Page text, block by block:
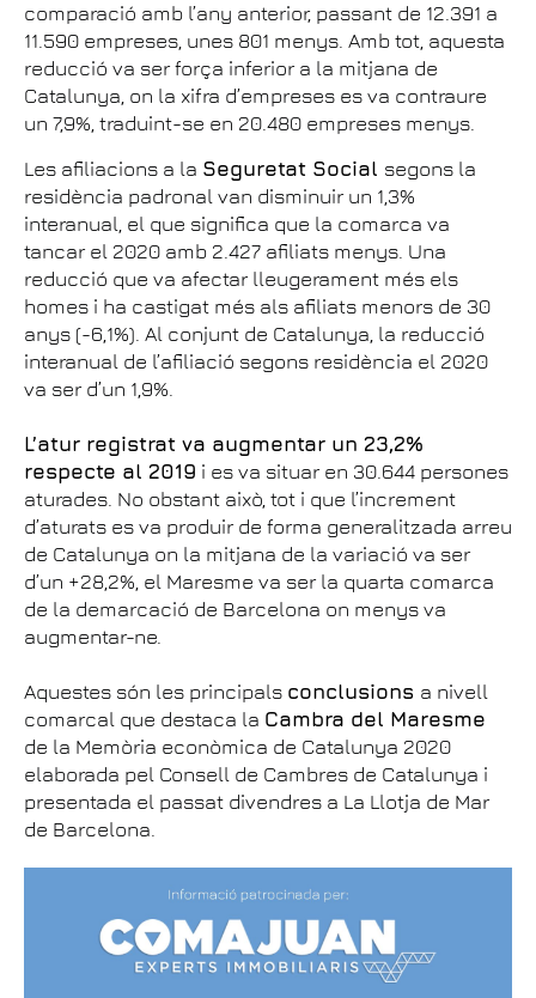
comparació amb l’any anterior, passant de 12.391 a
11.590 empreses, unes 801 menys. Amb tot, aquesta
reducció va ser força inferior a la mitjana de
Catalunya, on la xifra d’empreses es va contraure
un 7,9%, traduint-se en 20.480 empreses menys.
Les afiliacions a la Seguretat Social segons la
residència padronal van disminuir un 1,3%
interanual, el que significa que la comarca va
tancar el 2020 amb 2.427 afiliats menys. Una
reducció que va afectar lleugerament més els
homes i ha castigat més als afiliats menors de 30
anys (-6,1%). Al conjunt de Catalunya, la reducció
interanual de l’afiliació segons residència el 2020
va ser d’un 1,9%.
L’atur registrat va augmentar un 23,2%
respecte al 2019 i es va situar en 30.644 persones
aturades. No obstant això, tot i que l’increment
d’aturats es va produir de forma generalitzada arreu
de Catalunya on la mitjana de la variació va ser
d’un +28,2%, el Maresme va ser la quarta comarca
de la demarcació de Barcelona on menys va
augmentar-ne.
Aquestes són les principals conclusions a nivell
comarcal que destaca la Cambra del Maresme
de la Memòria econòmica de Catalunya 2020
elaborada pel Consell de Cambres de Catalunya i
presentada el passat divendres a La Llotja de Mar
de Barcelona.